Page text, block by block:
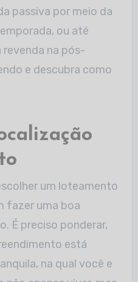
passiva por meio da
ou até
na pós-
e descubra como
um loteamento
fazer uma boa
É preciso ponderar,
está
na qual você e